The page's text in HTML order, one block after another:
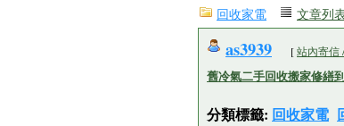
回收家電 文章列
as3939 [站內寄信
舊冷氣二手回收搬家修繕
分類標籤: 回收家電